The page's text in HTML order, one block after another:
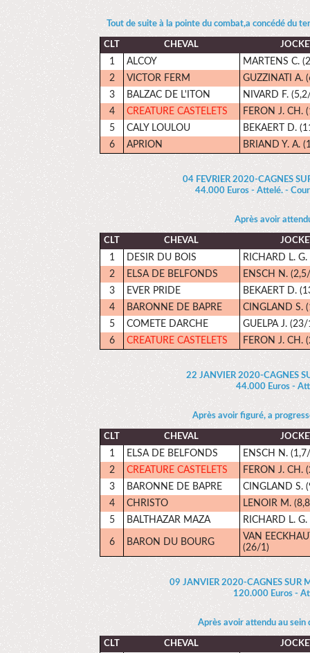
Tout de suite à la pointe du combat,a concédé du
CLT CHEVAL
1 ALCOY
MARTENS C.
2
VICTOR FERM
GUZZINATI A.
3
BALZAC DE L'ITON
NIVARD F.
4
CREATURE CASTELETS
FERON J. CH.
5
CALY LOULOU
BEKAERT D.
6
APRION BRIAND Y. A.
04 FEVRIER 2020-CAGNES
44.000 Euros - Attelé. -
Après avoir
CLT CHEVAL
1 DESIR DU BOIS
RICHARD L.
2
ELSA DE BELFONDS
ENSCH N.
3
EVER PRIDE
BEKAERT D.
4
BARONNE DE BAPRE
CINGLAND S.
5
COMETE DARCHE
GUELPA J. (23/
6
CREATURE CASTELETS FERON J. CH.
22 JANVIER 2020-CAGNES
44.000 Euros -
Après avoir figuré, a
CLT CHEVAL
1 ELSA DE BELFONDS
ENSCH N.
2
CREATURE CASTELETS
FERON J. CH.
3
BARONNE DE BAPRE
CINGLAND S.
4
CHRISTO
LENOIR M.
5
BALTHAZAR MAZA RICHARD L.
6 BARON DU BOURG
VAN
(26/1)
09 JANVIER 2020-CAGNES SUR
120.000 Euros -
Après avoir attendu au sein
CLT CHEVAL